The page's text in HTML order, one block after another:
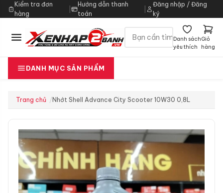
Kiểm tra đơn
hàng
|
Hướng dẫn thanh
toán
Đăng nhập / Đăng
ký
Danh sách
yêu thích
Giỏ
hàng
DANH MỤC SẢN PHẨM
Trang chủ Nhớt Shell Advance City Scooter 10W30 0,8L